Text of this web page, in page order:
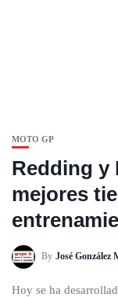
MOTO GP
Redding y
mejores
By José González
Hoy se ha